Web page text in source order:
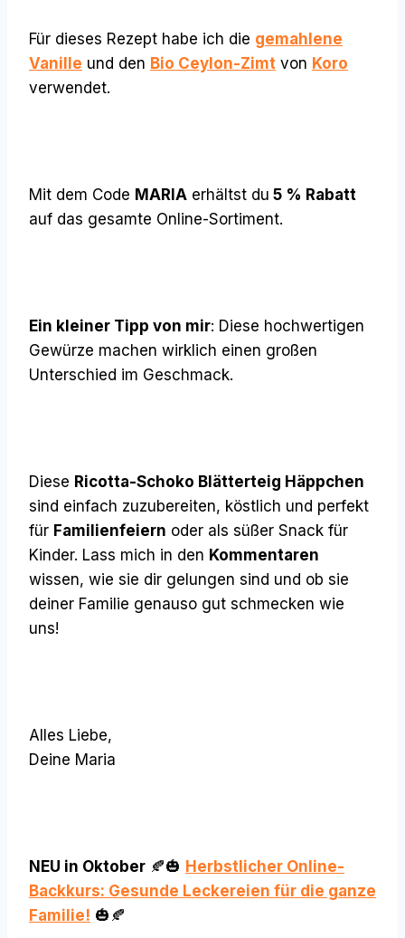
Für dieses Rezept habe ich die gemahlene
Vanille und den Bio Ceylon-Zimt von Koro
verwendet.
Mit dem Code MARIA erhältst du 5 % Rabatt
auf das gesamte Online-Sortiment.
Ein kleiner Tipp von mir: Diese hochwertigen
Gewürze machen wirklich einen großen
Unterschied im Geschmack.
Diese Ricotta-Schoko Blätterteig Häppchen
sind einfach zuzubereiten, köstlich und perfekt
für Familienfeiern oder als süßer Snack für
Kinder. Lass mich in den Kommentaren
wissen, wie sie dir gelungen sind und ob sie
deiner Familie genauso gut schmecken wie
uns!
Alles Liebe,
Deine Maria
NEU in Oktober 🍂🎃 Herbstlicher Online-
Backkurs: Gesunde Leckereien für die ganze
Familie! 🎃🍂